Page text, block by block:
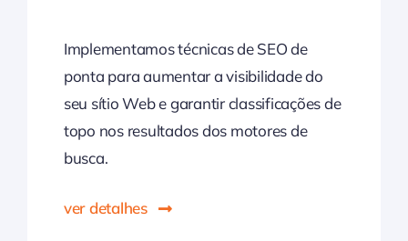
Implementamos técnicas de SEO de
ponta para aumentar a visibilidade do
seu sítio Web e garantir classificações de
topo nos resultados dos motores de
busca.
ver detalhes